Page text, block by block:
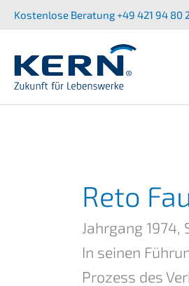
Inhalt
Kostenlose Beratung +49 421 94 80
Reto
Jahrgang
In seinen
Prozess des